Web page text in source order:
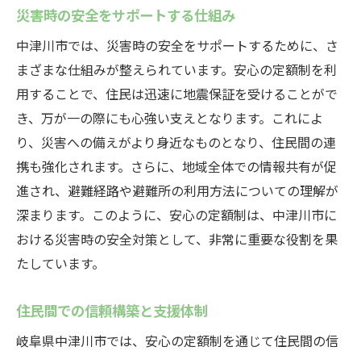
災害時の安全をサポートする仕組み
中津川市では、災害時の安全をサポートするために、さ
まざまな仕組みが整えられています。安心の定額制を利
用することで、住民は迅速に地震保証を受けることがで
き、万が一の際にも心強い支えとなります。これによ
り、災害への備えがより身近なものとなり、住民間の連
携も強化されます。さらに、地域全体での情報共有が促
進され、避難経路や避難所の利用方法についての理解が
深まります。このように、安心の定額制は、中津川市に
おける災害時の安全対策として、非常に重要な役割を果
たしています。
住民間での信頼構築と支援体制
岐阜県中津川市では、安心の定額制を通じて住民間の信